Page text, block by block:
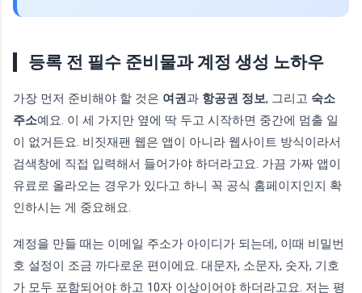
등록 전 필수 준비물과 계정 생성 노하우
가장 먼저 준비해야 할 것은 여권과 항공권 정보, 그리고 숙소
주소예요. 이 세 가지만 옆에 딱 두고 시작하면 중간에 멈출 일
이 없거든요. 비짓재팬 웹은 앱이 아니라 웹사이트 방식이라서
검색창에 직접 입력해서 들어가야 하더라고요. 가끔 가짜 앱이
유료로 올라오는 경우가 있다고 하니 꼭 공식 홈페이지인지 확
인하시는 게 중요해요.
계정을 만들 때는 이메일 주소가 아이디가 되는데, 이때 비밀번
호 설정이 조금 까다로운 편이에요. 대문자, 소문자, 숫자, 기호
가 모두 포함되어야 하고 10자 이상이어야 하더라고요. 저는 평